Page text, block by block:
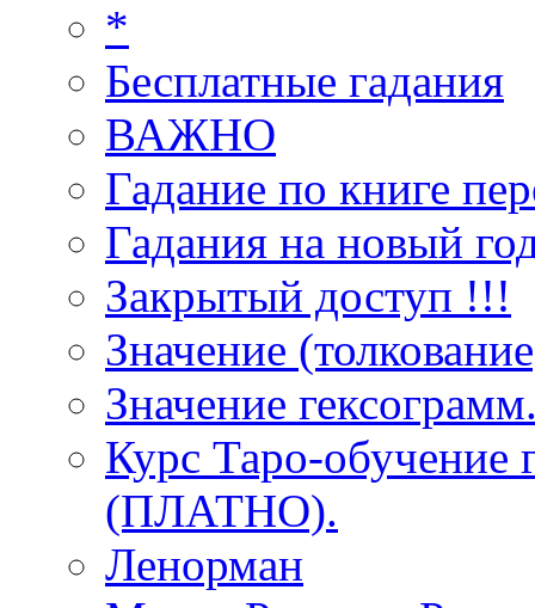
*
Бесплатные гадания
ВАЖНО
Гадание по книге
Гадания на новый
Закрытый доступ !!!
Значение
Значение
Курс Таро-обучение
(ПЛАТНО).
Ленорман